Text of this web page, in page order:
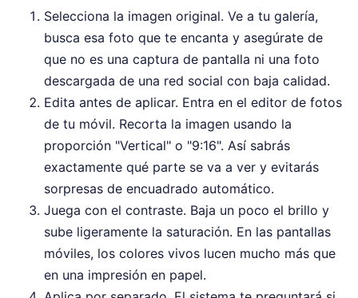
Selecciona la imagen original. Ve a tu galería,
busca esa foto que te encanta y asegúrate de
que no es una captura de pantalla ni una foto
descargada de una red social con baja calidad.
Edita antes de aplicar. Entra en el editor de fotos
de tu móvil. Recorta la imagen usando la
proporción "Vertical" o "9:16". Así sabrás
exactamente qué parte se va a ver y evitarás
sorpresas de encuadrado automático.
Juega con el contraste. Baja un poco el brillo y
sube ligeramente la saturación. En las pantallas
móviles, los colores vivos lucen mucho más que
en una impresión en papel.